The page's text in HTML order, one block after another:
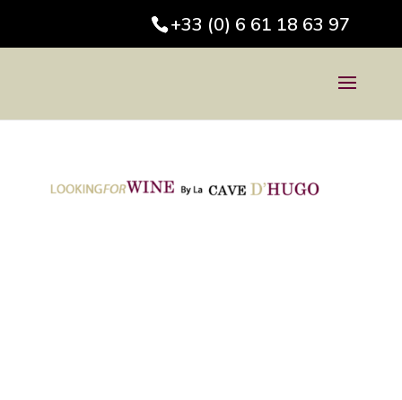
+33 (0) 6 61 18 63 97